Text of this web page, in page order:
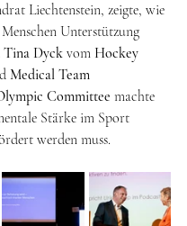
Liechtenstein, zeigte, wie
Unterstützung
Tina Dyck vom Hockey
Medical Team
Committee machte
Stärke im Sport
werden muss.